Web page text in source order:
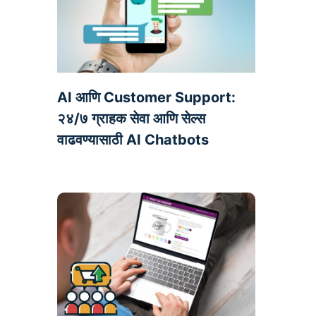
AI आणि Customer Support:
२४/७ ग्राहक सेवा आणि सेल्स
वाढवण्यासाठी AI Chatbots